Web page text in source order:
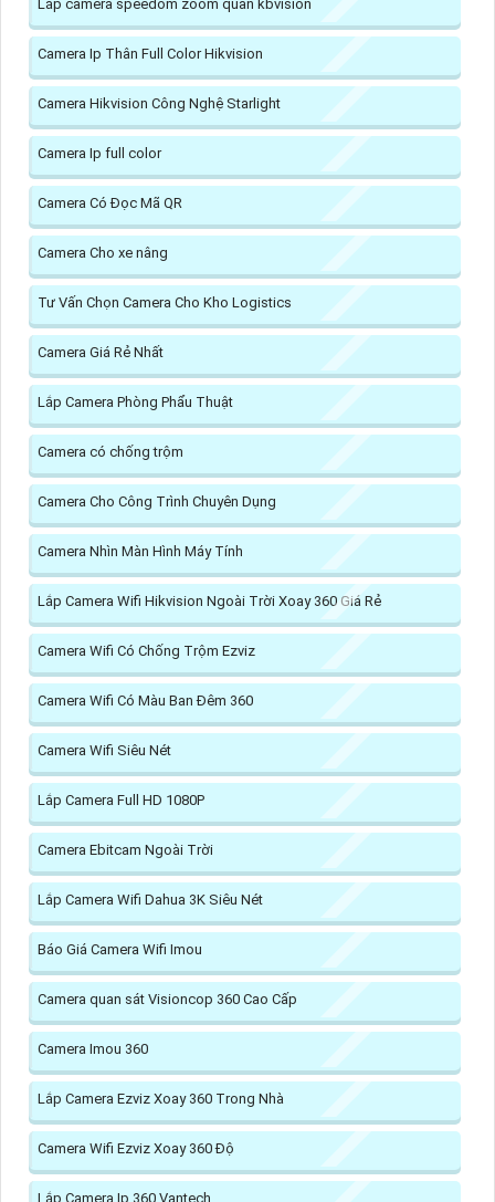
Lắp camera speedom zoom quan kbvision
Camera Ip Thân Full Color Hikvision
Camera Hikvision Công Nghệ Starlight
Camera Ip full color
Camera Có Đọc Mã QR
Camera Cho xe nâng
Tư Vấn Chọn Camera Cho Kho Logistics
Camera Giá Rẻ Nhất
Lắp Camera Phòng Phẩu Thuật
Camera có chống trộm
Camera Cho Công Trình Chuyên Dụng
Camera Nhìn Màn Hình Máy Tính
Lắp Camera Wifi Hikvision Ngoài Trời Xoay 360 Giá Rẻ
Camera Wifi Có Chống Trộm Ezviz
Camera Wifi Có Màu Ban Đêm 360
Camera Wifi Siêu Nét
Lắp Camera Full HD 1080P
Camera Ebitcam Ngoài Trời
Lắp Camera Wifi Dahua 3K Siêu Nét
Báo Giá Camera Wifi Imou
Camera quan sát Visioncop 360 Cao Cấp
Camera Imou 360
Lắp Camera Ezviz Xoay 360 Trong Nhà
Camera Wifi Ezviz Xoay 360 Độ
Lắp Camera Ip 360 Vantech